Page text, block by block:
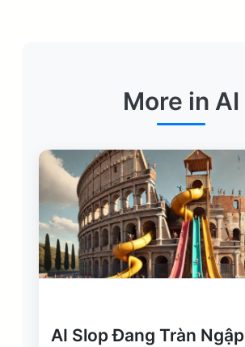
More in AI
AI Slop Đang Tràn Ngập